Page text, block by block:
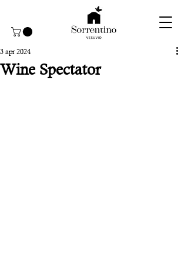
Wine Spectator
3 apr 2024